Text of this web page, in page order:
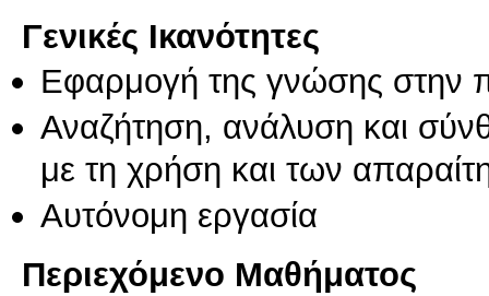
Γενικές Ικανότητες
Εφαρμογή της γνώσης στην
Αναζήτηση, ανάλυση και
με τη χρήση και των
Αυτόνομη εργασία
Περιεχόμενο Μαθήματος